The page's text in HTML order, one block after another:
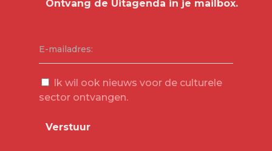
E-mailadres:
Ik wil ook nieuws voor de culturele
sector ontvangen.